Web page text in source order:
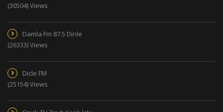
(30504) Views
Damla Fm 87.5 Dinle
(26333) Views
Dicle FM
(25154) Views